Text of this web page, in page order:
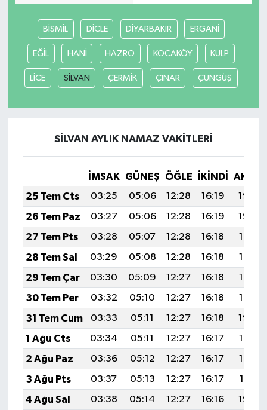
BİSMİL DİCLE DİYARBAKIR ERGANİ
EĞİL HANİ HAZRO KOCAKÖY KULP
LİCE SİLVAN ÇERMİK ÇINAR ÇÜNGÜŞ
SİLVAN AYLIK NAMAZ VAKITLERI
İMSAK GÜNEŞ ÖĞLE İKINDI
25 Tem Cts
03:25 05:06 12:28 16:19
19:40
26 Tem Paz
03:27 05:06 12:28 16:19
19:39
27 Tem Pts
03:28 05:07 12:28 16:18
19:38
28 Tem Sal
03:29 05:08 12:28 16:18
19:37
29 Tem Çar
03:30 05:09 12:27 16:18
19:36
30 Tem Per
03:32 05:10 12:27 16:18
19:35
31 Tem Cum
03:33 05:11 12:27 16:18
19:34
1 Ağu Cts
03:34 05:11 12:27 16:17
19:33
2 Ağu Paz
03:36 05:12 12:27 16:17
19:32
3 Ağu Pts
03:37 05:13 12:27 16:17
19:31
4 Ağu Sal
03:38 05:14 12:27 16:16
19:30